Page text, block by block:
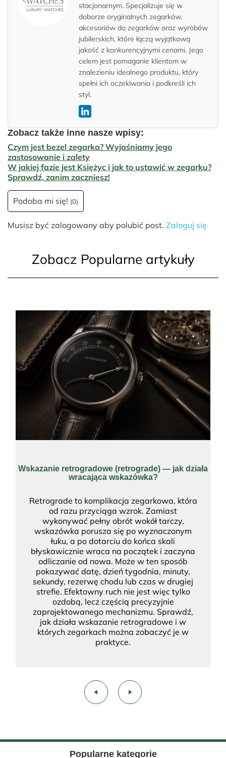
stacjonarnym. Specjalizuje się w
doborze oryginalnych zegarków,
akcesoriów do zegarków oraz wyrobów
jubilerskich, które łączą wyjątkową
jakość z konkurencyjnymi cenami. Jego
celem jest pomaganie klientom w
znalezieniu idealnego produktu, który
spełni ich oczekiwania i podkreśli ich
styl.
Zobacz także inne nasze wpisy:
Czym jest bezel zegarka? Wyjaśniamy jego
zastosowanie i zalety
W jakiej fazie jest Księżyc i jak to ustawić w zegarku?
Sprawdź, zanim zaczniesz!
Podoba mi się! (0)
Musisz być zalogowany aby polubić post. Zaloguj się
Zobacz Popularne artykuły
Wskazanie retrogradowe (retrograde) — jak działa
wracająca wskazówka?
Retrograde to komplikacja zegarkowa, która
od razu przyciąga wzrok. Zamiast
wykonywać pełny obrót wokół tarczy,
wskazówka porusza się po wyznaczonym
łuku, a po dotarciu do końca skali
błyskawicznie wraca na początek i zaczyna
odliczanie od nowa. Może w ten sposób
pokazywać datę, dzień tygodnia, minuty,
sekundy, rezerwę chodu lub czas w drugiej
strefie. Efektowny ruch nie jest więc tylko
ozdobą, lecz częścią precyzyjnie
zaprojektowanego mechanizmu. Sprawdź,
jak działa wskazanie retrogradowe i w
których zegarkach można zobaczyć je w
praktyce.
play_arrow play_arrow
Popularne kategorie